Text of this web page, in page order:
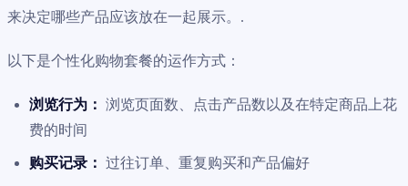
来决定哪些产品应该放在一起展示。.
以下是个性化购物套餐的运作方式：
浏览行为： 浏览页面数、点击产品数以及在特定商品上花
费的时间
购买记录： 过往订单、重复购买和产品偏好